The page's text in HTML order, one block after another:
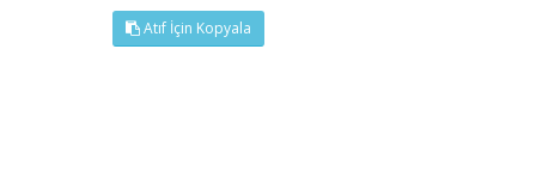
Atıf İçin Kopyala